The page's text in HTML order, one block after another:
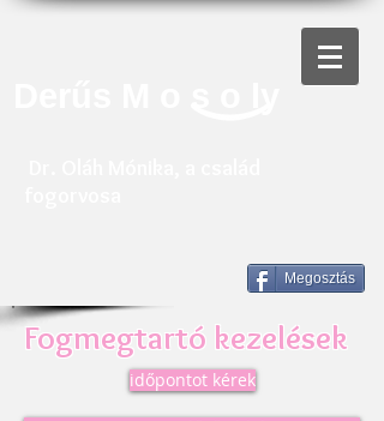
Megosztás
Fogmegtartó kezelések
időpontot kérek